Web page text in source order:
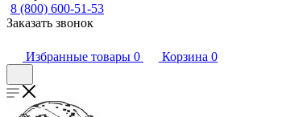
8 (800) 600-51-53
Заказать звонок
Избранные товары 0 Корзина 0